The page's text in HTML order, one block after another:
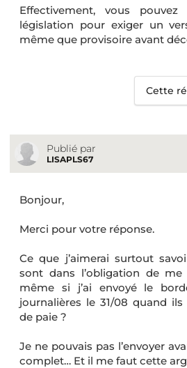
Effectivement, vous
législation pour exiger un
même que provisoire avant
Cette
Publié par
LISAPLS67
Bonjour,
Merci pour votre réponse.
Ce que j’aimerai surtout
sont dans l’obligation de
même si j’ai envoyé le
journalières le 31/08 quand
de paie ?
Je ne pouvais pas l’envoyer
complet… Et il me faut cette